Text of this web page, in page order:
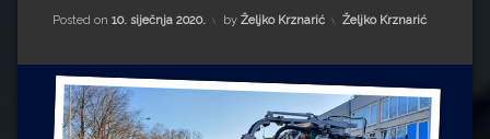
Matea Andrić
Posted on 10. siječnja 2020. by Željko Krznarić Kategorije:
Željko Krznarić